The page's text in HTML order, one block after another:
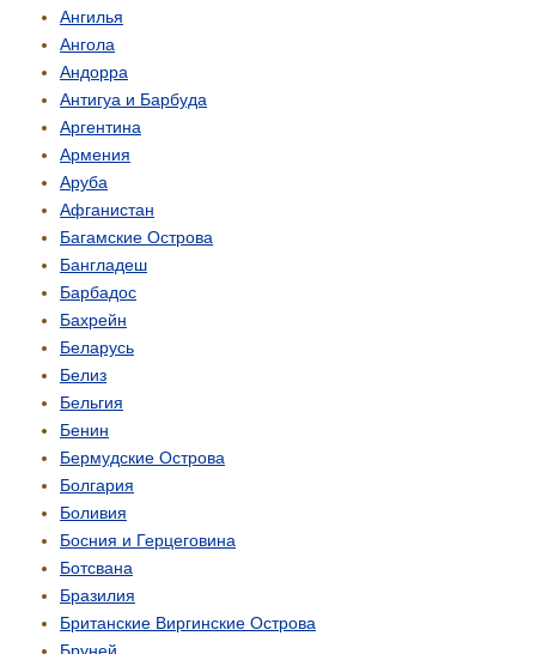
Ангилья
Ангола
Андорра
Антигуа и Барбуда
Аргентина
Армения
Аруба
Афганистан
Багамские Острова
Бангладеш
Барбадос
Бахрейн
Беларусь
Белиз
Бельгия
Бенин
Бермудские Острова
Болгария
Боливия
Босния и Герцеговина
Ботсвана
Бразилия
Британские Виргинские Острова